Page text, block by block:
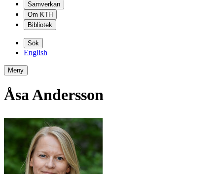
Samverkan
Om KTH
Bibliotek
Sök
English
Meny
Åsa Andersson